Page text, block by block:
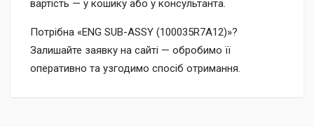
вартість — у кошику або у консультанта.
Потрібна «ENG SUB-ASSY (100035R7A12)»?
Залишайте заявку на сайті — обробимо її
оперативно та узгодимо спосіб отримання.